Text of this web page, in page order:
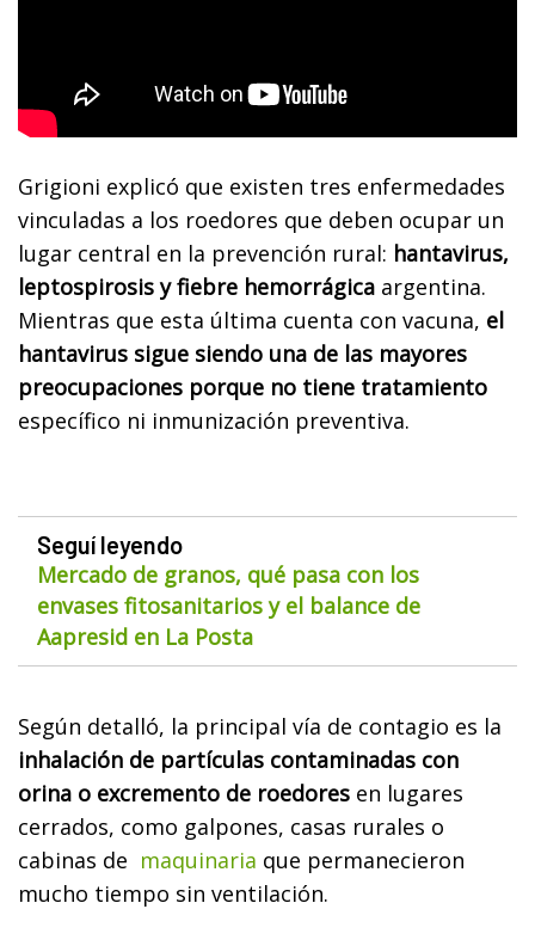
Grigioni explicó que existen tres enfermedades
vinculadas a los roedores que deben ocupar un
lugar central en la prevención rural: hantavirus,
leptospirosis y fiebre hemorrágica argentina.
Mientras que esta última cuenta con vacuna, el
hantavirus sigue siendo una de las mayores
preocupaciones porque no tiene tratamiento
específico ni inmunización preventiva.
Seguí leyendo
Mercado de granos, qué pasa con los
envases fitosanitarios y el balance de
Aapresid en La Posta
Según detalló, la principal vía de contagio es la
inhalación de partículas contaminadas con
orina o excremento de roedores en lugares
cerrados, como galpones, casas rurales o
cabinas de maquinaria que permanecieron
mucho tiempo sin ventilación.